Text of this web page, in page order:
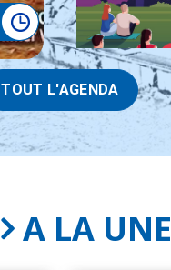
TOUT L'AGENDA
A LA UNE